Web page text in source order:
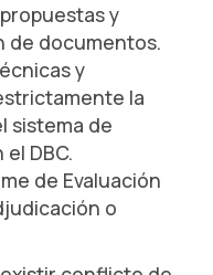
y
de documentos.
y
la
sistema de
DBC.
de Evaluación
o